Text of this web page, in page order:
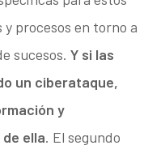
procesos en torno a
sucesos.Y si las
un ciberataque,
y
ella. El segundo